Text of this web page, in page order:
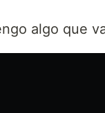
algo que